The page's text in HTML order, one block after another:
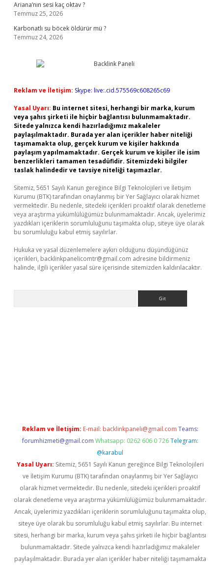
Ariana’nın sesi kaç oktav ?
Temmuz 25, 2026
Karbonatlı su böcek öldürür mü ?
Temmuz 24, 2026
Reklam ve İletişim: Skype: live:.cid.575569c608265c69
Yasal Uyarı: Bu internet sitesi, herhangi bir marka, kurum
veya şahıs şirketi ile hiçbir bağlantısı bulunmamaktadır.
Sitede yalnızca kendi hazırladığımız makaleler
paylaşılmaktadır. Burada yer alan içerikler haber niteliği
taşımamakta olup, gerçek kurum ve kişiler hakkında
paylaşım yapılmamaktadır. Gerçek kurum ve kişiler ile isim
benzerlikleri tamamen tesadüfidir. Sitemizdeki bilgiler
taslak halindedir ve tavsiye niteliği taşımazlar.
Sitemiz, 5651 Sayılı Kanun gereğince Bilgi Teknolojileri ve İletişim
Kurumu (BTK) tarafından onaylanmış bir Yer Sağlayıcı olarak hizmet
vermektedir. Bu nedenle, sitedeki içerikleri proaktif olarak denetleme
veya araştırma yükümlülüğümüz bulunmamaktadır. Ancak, üyelerimiz
yazdıkları içeriklerin sorumluluğunu taşımakta olup, siteye üye olarak
bu sorumluluğu kabul etmiş sayılırlar.
Hukuka ve yasal düzenlemelere aykırı olduğunu düşündüğünüz
içerikleri, backlinkpanelicomtr@gmail.com adresine bildirmeniz
halinde, ilgili içerikler yasal süre içerisinde sitemizden kaldırılacaktır.
Reklam ve İletişim: E-mail: backlinkpaneli@gmail.com Teams:
forumhizmeti@gmail.com Whatsapp: 0262 606 0 726 Telegram:
@karabul
Yasal Uyarı: Sitemiz, 5651 Sayılı Kanun gereğince Bilgi Teknolojileri
ve İletişim Kurumu (BTK) tarafından onaylanmış bir Yer Sağlayıcı
olarak hizmet vermektedir. Bu nedenle, sitedeki içerikleri proaktif
olarak denetleme veya araştırma yükümlülüğümüz bulunmamaktadır.
Ancak, üyelerimiz yazdıkları içeriklerin sorumluluğunu taşımakta olup,
siteye üye olarak bu sorumluluğu kabul etmiş sayılırlar. Bu internet
sitesi, herhangi bir marka, kurum veya şahıs şirketi ile hiçbir bağlantısı
bulunmamaktadır. Sitede yalnızca kendi hazırladığımız makaleler
paylaşılmaktadır. Burada yer alan içerikler haber niteliği taşımamakta